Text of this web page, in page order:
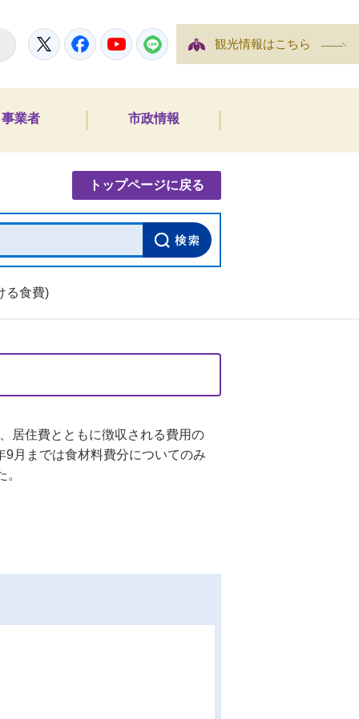
TwitterFacebookYouTubeLINE 観光情報はこちら
事業者 市政情報
トップページに戻る
る食費)
居住費とともに徴収される費用の
月までは食材料費分についてのみ